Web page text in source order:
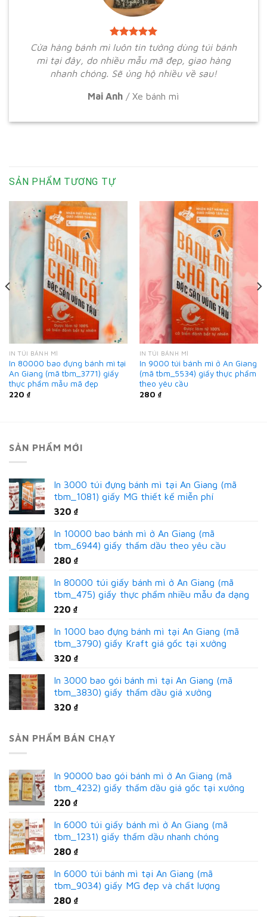
Cửa hàng bánh mì luôn tin tưởng dùng túi bánh
mì tại đây, do nhiều mẫu mã đẹp, giao hàng
nhanh chóng. Sẽ ủng hộ nhiều về sau!
Mai Anh / Xe bánh mì
SẢN PHẨM TƯƠNG TỰ
IN TÚI BÁNH MÌ
In 80000 bao đựng bánh mì tại
An Giang (mã tbm_3771) giấy
thực phẩm mẫu mã đẹp
220 ₫
IN TÚI BÁNH MÌ
In 9000 túi bánh mì ở An Giang
(mã tbm_5534) giấy thực phẩm
theo yêu cầu
280 ₫
SẢN PHẨM MỚI
In 3000 túi đựng bánh mì tại An Giang (mã
tbm_1081) giấy MG thiết kế miễn phí
320 ₫
In 10000 bao bánh mì ở An Giang (mã
tbm_6944) giấy thấm dầu theo yêu cầu
280 ₫
In 80000 túi giấy bánh mì ở An Giang (mã
tbm_475) giấy thực phẩm nhiều mẫu đa dạng
220 ₫
In 1000 bao đựng bánh mì tại An Giang (mã
tbm_3790) giấy Kraft giá gốc tại xưởng
320 ₫
In 3000 bao gói bánh mì tại An Giang (mã
tbm_3830) giấy thấm dầu giá xưởng
320 ₫
SẢN PHẨM BÁN CHẠY
In 90000 bao gói bánh mì ở An Giang (mã
tbm_4232) giấy thấm dầu giá gốc tại xưởng
220 ₫
In 6000 túi giấy bánh mì ở An Giang (mã
tbm_1231) giấy thấm dầu nhanh chóng
280 ₫
In 6000 túi bánh mì tại An Giang (mã
tbm_9034) giấy MG đẹp và chất lượng
280 ₫